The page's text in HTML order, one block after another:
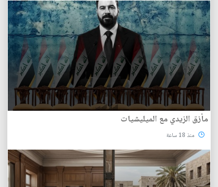
مأزق الزيدي مع الميليشيات
منذ 18 ساعة